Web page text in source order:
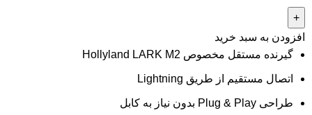
افزودن به سبد خرید
گیرنده مستقل مخصوص Hollyland LARK M2
اتصال مستقیم از طریق Lightning
طراحی Plug & Play بدون نیاز به کابل